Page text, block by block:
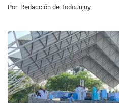
Por Redacción de TodoJujuy